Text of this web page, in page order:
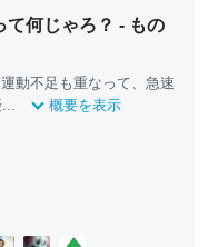
て何じゃろ？ - もの
動不足も重なって、急速
概要を表示